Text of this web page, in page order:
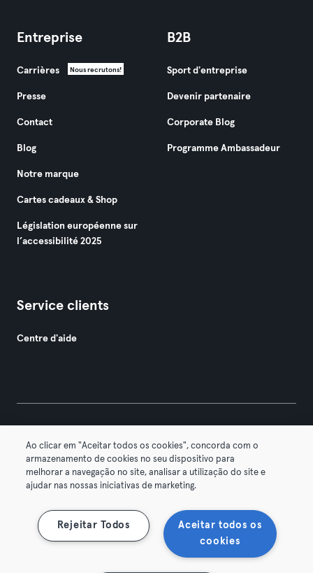
Entreprise
Carrières Nous recrutons!
Presse
Contact
Blog
Notre marque
Cartes cadeaux & Shop
Législation européenne sur
l’accessibilité 2025
B2B
Sport d'entreprise
Devenir partenaire
Corporate Blog
Programme Ambassadeur
Service clients
Centre d'aide
Conditions générales Politique de confidentialité
Mentions légales Résilier les contrats ici
Se rétracter ici
Ao clicar em "Aceitar todos os cookies", concorda com o
armazenamento de cookies no seu dispositivo para
melhorar a navegação no site, analisar a utilização do site e
ajudar nas nossas iniciativas de marketing.
Aceitar todos os
cookies
Rejeitar Todos